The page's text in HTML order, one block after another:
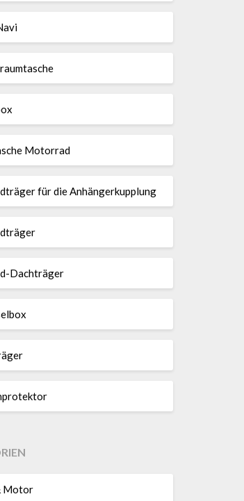
Motorrad
für die Anhän­ger­kup­p­lung
Dach­träger
Motor